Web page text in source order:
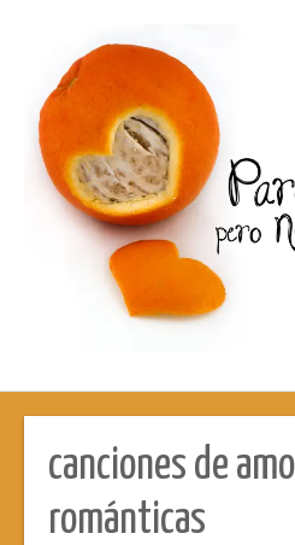
canciones de
románticas